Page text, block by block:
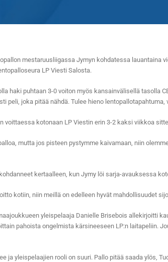
mestaruusliigassa Jymyn kohdatessa lauantaina
LP Viesti Salosta.
haki puhtaan 3-0 voiton myös kansainvälisellä tasolla
joka pitää nähdä. Tulee hieno
voittaessa kotonaan LP Viestin erin 3-2 kaksi viikkoa
mutta jos pisteen pystymme kaivamaan, niin
kertaalleen, kun Jymy löi sarja-avauksessa
kotiin, niin meillä on edelleen hyvät mahdollisuudet
yleispelaaja Danielle Brisebois allekirjoitti
pahoista ongelmista kärsineeseen LP:n laitapeliin.
yleispelaajien rooli on suuri. Pallo pitää saada ylös,